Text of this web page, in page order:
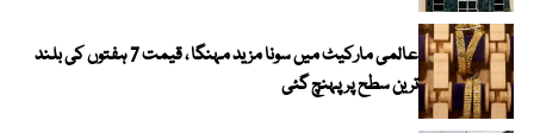
عالمی مارکیٹ میں سونا مزید مہنگا ، قیمت 7 ہفتوں کی بلند
ترین سطح پر پہنچ گئی